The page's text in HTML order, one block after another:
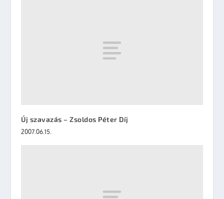
Új szavazás – Zsoldos Péter Díj
2007.06.15.